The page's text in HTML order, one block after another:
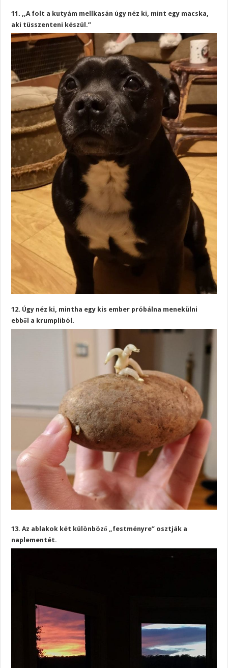
11. ,,A folt a kutyám mellkasán úgy néz ki, mint egy macska,
aki tüsszenteni készül.”
12. Úgy néz ki, mintha egy kis ember próbálna menekülni
ebből a krumpliból.
13. Az ablakok két különböző „festményre” osztják a
naplementét.